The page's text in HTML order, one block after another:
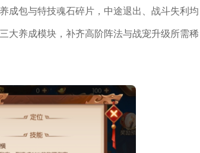
成包与特技魂石碎片，中途退出、战斗失利均
大养成模块，补齐高阶阵法与战宠升级所需稀